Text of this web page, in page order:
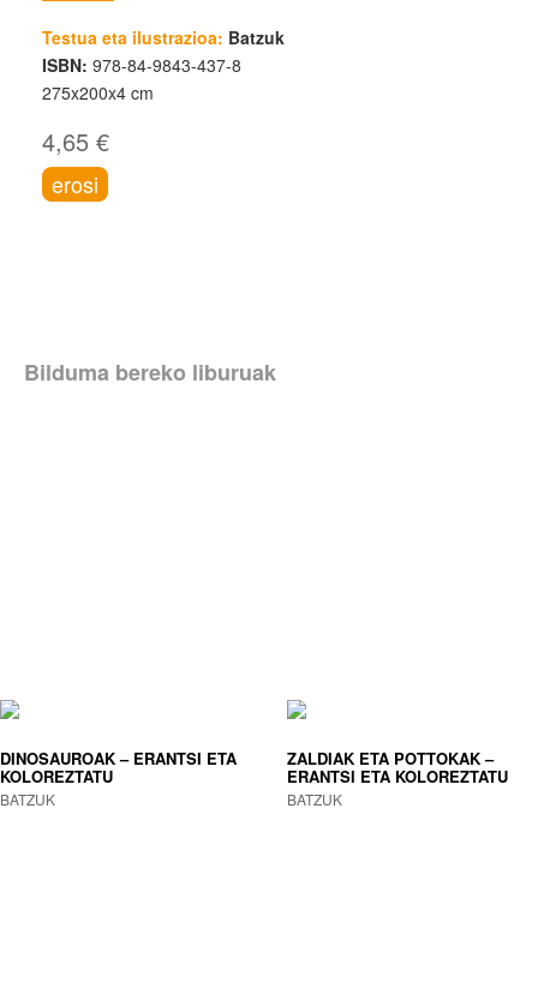
Testua eta ilustrazioa: Batzuk
ISBN: 978-84-9843-437-8
275x200x4 cm
4,65 €
erosi
Bilduma bereko liburuak
DINOSAUROAK – ERANTSI ETA
KOLOREZTATU
BATZUK
ZALDIAK ETA POTTOKAK –
ERANTSI ETA KOLOREZTATU
BATZUK